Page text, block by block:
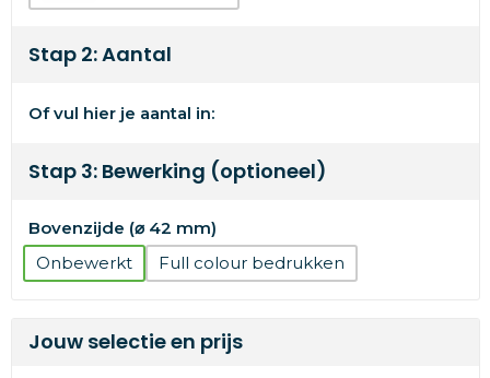
Stap 2: Aantal
Of vul hier je aantal in:
Stap 3: Bewerking (optioneel)
Bovenzijde (⌀ 42 mm)
Onbewerkt
Full colour
Jouw selectie en prijs